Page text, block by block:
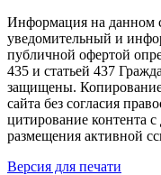
Информация на данном
уведомительный и
публичной офертой
435 и статьей 437
защищены. Копирование
сайта без согласия
цитирование контента
размещения активной
Версия для печати